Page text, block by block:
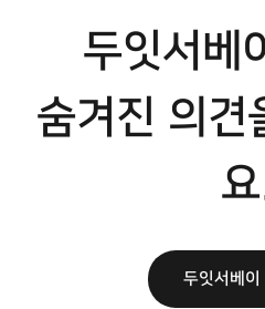
두잇서베
숨겨진 의견
두잇서베이